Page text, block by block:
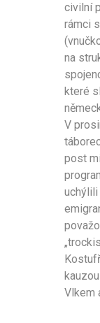
civilní
rámci
na
které
V
post
Vlkem